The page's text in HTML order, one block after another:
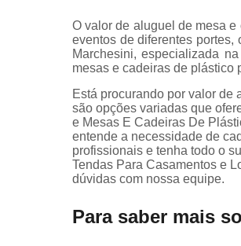
O valor de aluguel de mesa
eventos de diferentes portes,
Marchesini, especializada
mesas e cadeiras de plástico
Está procurando por valor de
são opções variadas que
e Mesas E Cadeiras De
entende a necessidade de
profissionais e tenha todo o
Tendas Para Casamentos e
dúvidas com nossa equipe.
Para saber mais